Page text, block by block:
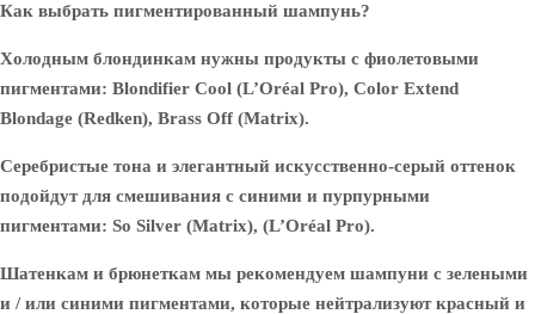
Как выбрать пигментированный шампунь?
Холодным блондинкам нужны продукты с фиолетовыми
пигментами: Blondifier Cool (L’Oréal Pro), Color Extend
Blondage (Redken), Brass Off (Matrix).
Серебристые тона и элегантный искусственно-серый оттенок
подойдут для смешивания с синими и пурпурными
пигментами: So Silver (Matrix), (L’Oréal Pro).
Шатенкам и брюнеткам мы рекомендуем шампуни с зелеными
и / или синими пигментами, которые нейтрализуют красный и